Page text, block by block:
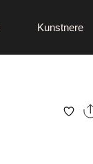
Kunstnere